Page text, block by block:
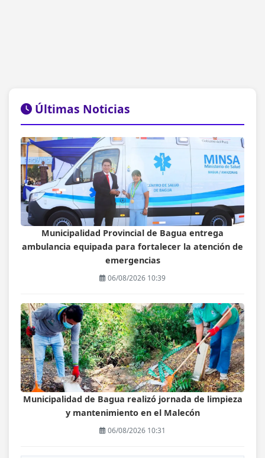
Últimas Noticias
Municipalidad Provincial de Bagua entrega
ambulancia equipada para fortalecer la atención de
emergencias
06/08/2026 10:39
Municipalidad de Bagua realizó jornada de limpieza
y mantenimiento en el Malecón
06/08/2026 10:31